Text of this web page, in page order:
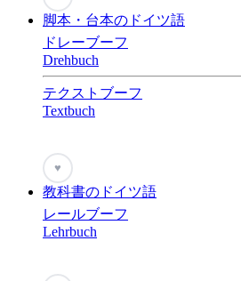
脚本・台本のドイツ語
ドレーブーフ
Drehbuch
テクストブーフ
Textbuch
♥
教科書のドイツ語
レールブーフ
Lehrbuch